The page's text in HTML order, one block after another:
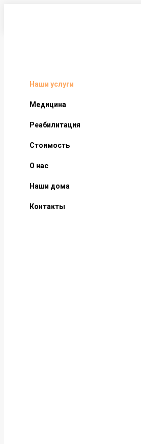
Наши услуги
Медицина
Реабилитация
Стоимость
О нас
Наши дома
Контакты